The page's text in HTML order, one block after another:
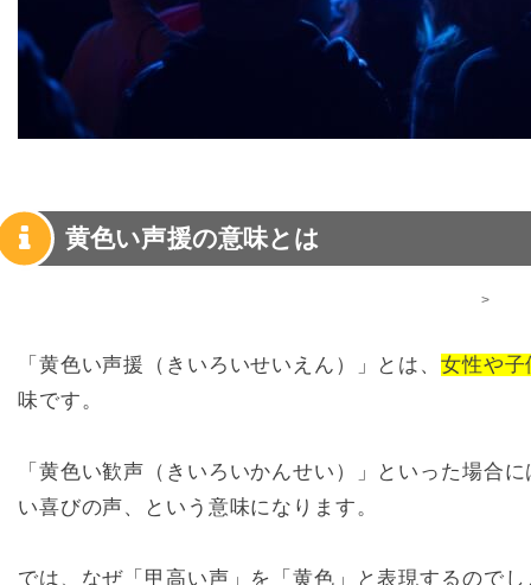
黄色い声援の意味とは
>
「黄色い声援（きいろいせいえん）」とは、 女性や子
味です。
「黄色い歓声（きいろいかんせい）」といった場合
い喜びの声、という意味になります。
では、なぜ「甲高い声」を「黄色」と表現するので